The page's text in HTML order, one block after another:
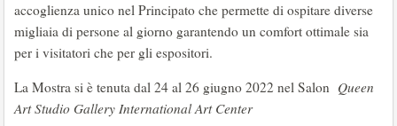
accoglienza unico nel Principato che permette di ospitare diverse
migliaia di persone al giorno garantendo un comfort ottimale sia
per i visitatori che per gli espositori.
La Mostra si è tenuta dal 24 al 26 giugno 2022 nel Salon Queen
Art Studio Gallery International Art Center